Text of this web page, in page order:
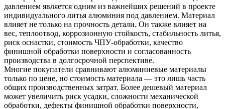
давлением является одним из важнейших решений в проекте
индивидуального литья алюминия под давлением. Материал
влияет не только на прочность детали. Он также влияет на
вес, теплоотвод, коррозионную стойкость, стабильность литья,
риск оснастки, стоимость ЧПУ-обработки, качество
финишной обработки поверхности и согласованность
производства в долгосрочной перспективе.
Многие покупатели сравнивают алюминиевые материалы
только по цене, но стоимость материала — это лишь часть
общих производственных затрат. Более дешевый материал
может увеличить риск усадки, сложности механической
обработки, дефекты финишной обработки поверхности,